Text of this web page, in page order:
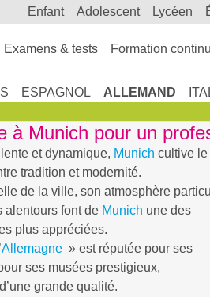
enfant adolescent lycéen
Examens & tests Formation
ESPAGNOL ALLEMAND
à Munich pour un
et dynamique, Munich cultive
tradition et modernité.
de la ville, son atmosphère
alentours font de Munich une des
plus appréciées.
Allemagne » est réputée pour ses
ses musées prestigieux,
grande qualité.